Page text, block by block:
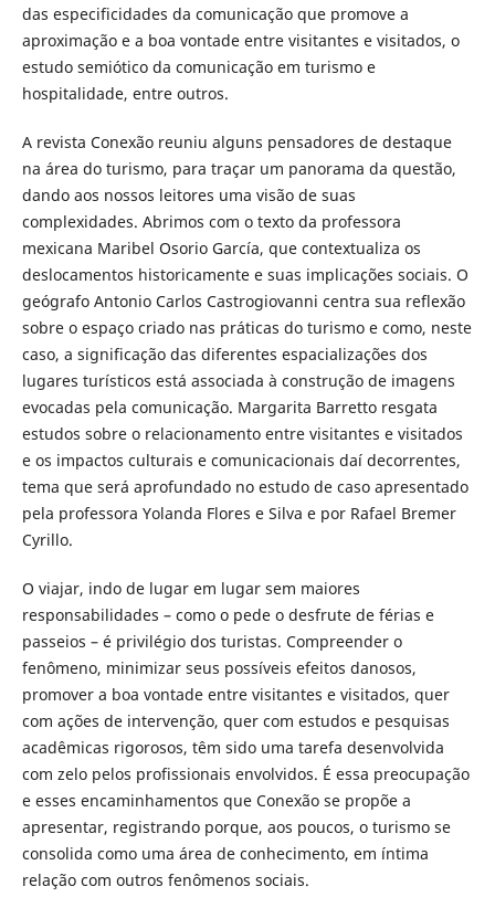
das especificidades da comunicação que promove a
aproximação e a boa vontade entre visitantes e visitados, o
estudo semiótico da comunicação em turismo e
hospitalidade, entre outros.
A revista Conexão reuniu alguns pensadores de destaque
na área do turismo, para traçar um panorama da questão,
dando aos nossos leitores uma visão de suas
complexidades. Abrimos com o texto da professora
mexicana Maribel Osorio García, que contextualiza os
deslocamentos historicamente e suas implicações sociais. O
geógrafo Antonio Carlos Castrogiovanni centra sua reflexão
sobre o espaço criado nas práticas do turismo e como, neste
caso, a significação das diferentes espacializações dos
lugares turísticos está associada à construção de imagens
evocadas pela comunicação. Margarita Barretto resgata
estudos sobre o relacionamento entre visitantes e visitados
e os impactos culturais e comunicacionais daí decorrentes,
tema que será aprofundado no estudo de caso apresentado
pela professora Yolanda Flores e Silva e por Rafael Bremer
Cyrillo.
O viajar, indo de lugar em lugar sem maiores
responsabilidades – como o pede o desfrute de férias e
passeios – é privilégio dos turistas. Compreender o
fenômeno, minimizar seus possíveis efeitos danosos,
promover a boa vontade entre visitantes e visitados, quer
com ações de intervenção, quer com estudos e pesquisas
acadêmicas rigorosos, têm sido uma tarefa desenvolvida
com zelo pelos profissionais envolvidos. É essa preocupação
e esses encaminhamentos que Conexão se propõe a
apresentar, registrando porque, aos poucos, o turismo se
consolida como uma área de conhecimento, em íntima
relação com outros fenômenos sociais.